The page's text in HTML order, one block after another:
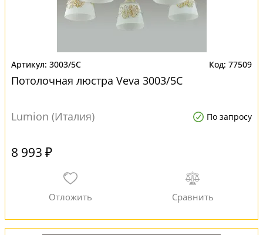
3003/5C 77509
Потолочная люстра Veva 3003/5C
Lumion (Италия) По запросу
8 993 ₽